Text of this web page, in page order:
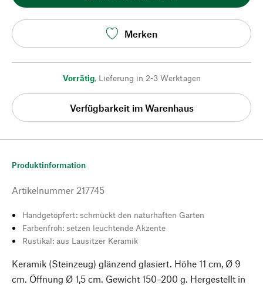
Merken
Vorrätig, Lieferung in 2-3 Werktagen
Verfügbarkeit im Warenhaus
Produktinformation
Artikelnummer 217745
Handgetöpfert: schmückt den naturhaften Garten
Farbenfroh: setzen leuchtende Akzente
Rustikal: aus Lausitzer Keramik
Keramik (Steinzeug) glänzend glasiert. Höhe 11 cm, Ø 9
cm. Öffnung Ø 1,5 cm. Gewicht 150–200 g. Hergestellt in